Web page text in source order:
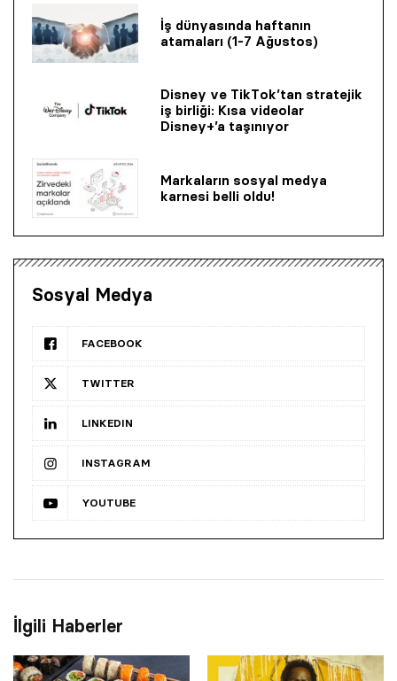
İş dünyasında haftanın
atamaları (1-7 Ağustos)
Disney ve TikTok’tan stratejik
iş birliği: Kısa videolar
Disney+’a taşınıyor
Markaların sosyal medya
karnesi belli oldu!
Sosyal Medya
FACEBOOK
TWITTER
LINKEDIN
INSTAGRAM
YOUTUBE
İlgili Haberler